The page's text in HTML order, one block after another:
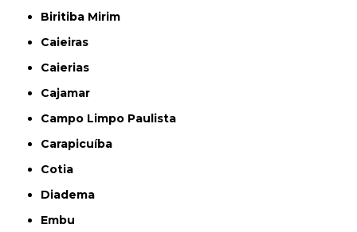
Biritiba Mirim
Caieiras
Caierias
Cajamar
Campo Limpo Paulista
Carapicuíba
Cotia
Diadema
Embu